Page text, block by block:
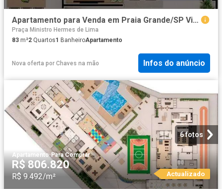
Apartamento para Venda em Praia Grande/SP Vila Caiçara 2 Quartos
Praça Ministro Hermes de Lima
83 m²2 Quartos1 BanheiroApartamento
Nova oferta por Chaves na mão Infos do anúncio
6 fotos
Apartamento·Para Comprar
R$ 806.820
R$ 9.492/m² Actualizado